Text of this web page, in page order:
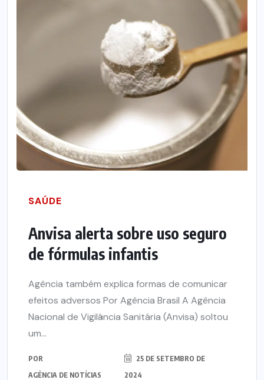
SAÚDE
Anvisa alerta sobre uso seguro
de fórmulas infantis
Agência também explica formas de comunicar
efeitos adversos Por Agência Brasil A Agência
Nacional de Vigilância Sanitária (Anvisa) soltou
um...
POR
AGÊNCIA DE NOTÍCIAS
25 DE SETEMBRO DE
2024